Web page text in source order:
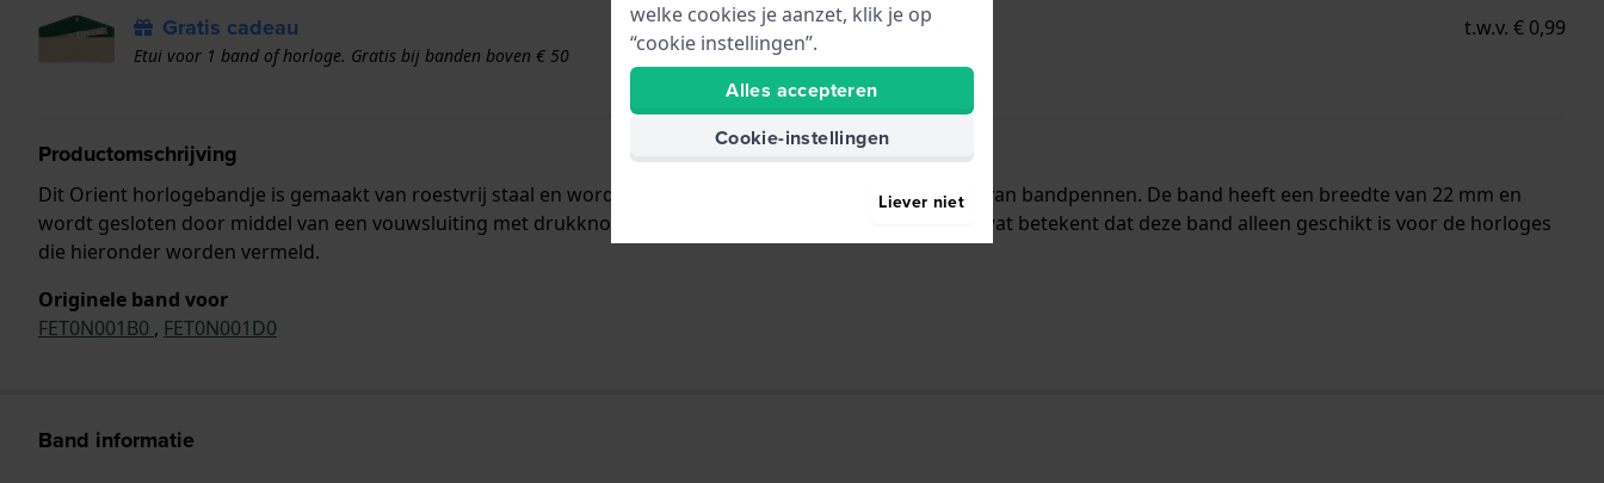
Gratis cadeau t.w.v. € 0,99
Etui voor 1 band of horloge. Gratis bij banden boven € 50
Productomschrijving
Dit Orient horlogebandje is gemaakt van roestvrij staal en wordt aan het horloge bevestigd door middel van bandpennen. De band heeft een breedte van 22 mm en
wordt gesloten door middel van een vouwsluiting met drukknoppen. De band heeft geen rechte aanzet wat betekent dat deze band alleen geschikt is voor de horloges
die hieronder worden vermeld.
Originele band voor
FET0N001B0 , FET0N001D0
Band informatie
welke cookies je aanzet, klik je op
“cookie instellingen”.
Alles accepteren
Cookie-instellingen
Liever niet